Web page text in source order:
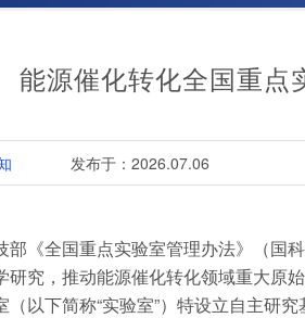
能源催化转化全国重点
发布于：2026.07.06
部《全国重点实验室管理办法》（国
研究，推动能源催化转化领域重大原
（以下简称“实验室”）特设立自主研